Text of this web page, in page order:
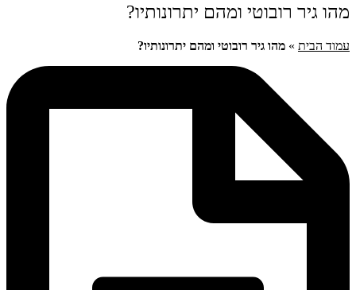
מהו גיר רובוטי ומהם יתרונותיו?
עמוד הבית » מהו גיר רובוטי ומהם יתרונותיו?